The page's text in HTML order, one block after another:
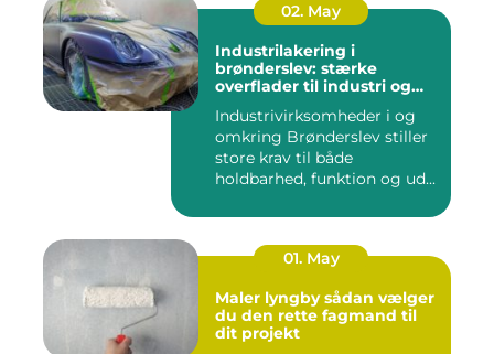
02. May
Industrilakering i
brønderslev: stærke
overflader til industri og
Industrivirksomheder i og
omkring Brønderslev stiller
store krav til både
holdbarhed, funktion og ud...
01. May
Maler lyngby sådan vælger
du den rette fagmand til
dit projekt